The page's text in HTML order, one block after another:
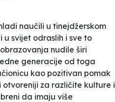
naučili u tinejdžerskom
u svijet odraslih i sve to
nudile širi
generacije od toga
kao pozitivan pomak
za različite kulture i
da imaju više